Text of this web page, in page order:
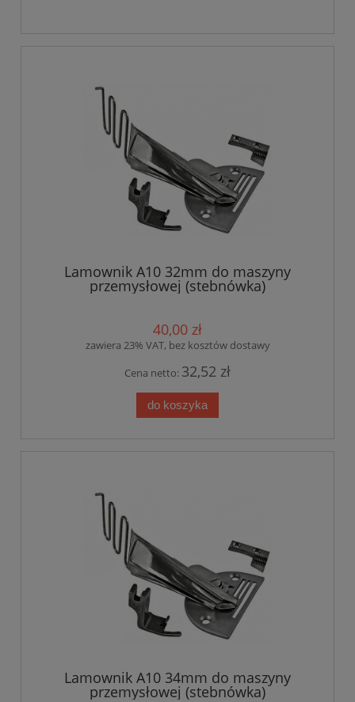
Lamownik A10 32mm do maszyny
przemysłowej (stebnówka)
40,00 zł
zawiera 23% VAT, bez kosztów dostawy
Cena netto: 32,52 zł
do koszyka
Lamownik A10 34mm do maszyny
przemysłowej (stebnówka)